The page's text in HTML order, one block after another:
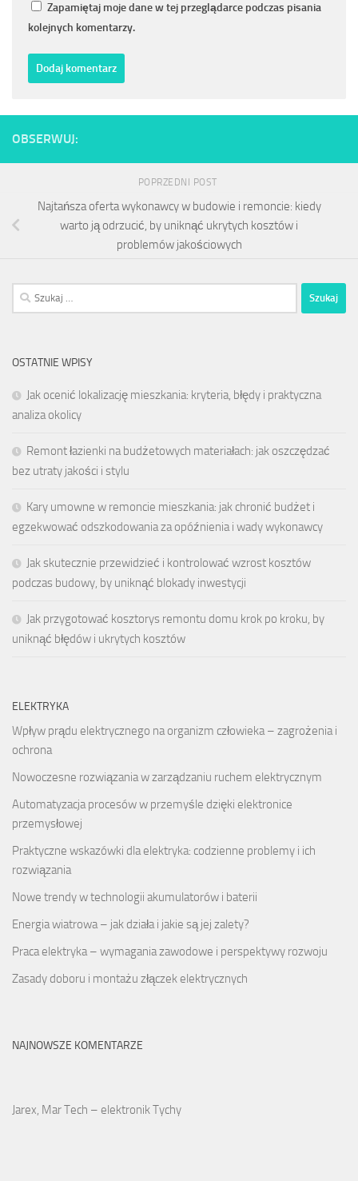
Zapamiętaj moje dane w tej przeglądarce podczas pisania
kolejnych komentarzy.
OBSERWUJ:
POPRZEDNI POST
Najtańsza oferta wykonawcy w budowie i remoncie: kiedy
warto ją odrzucić, by uniknąć ukrytych kosztów i
problemów jakościowych
Szukaj:
OSTATNIE WPISY
Jak ocenić lokalizację mieszkania: kryteria, błędy i praktyczna
analiza okolicy
Remont łazienki na budżetowych materiałach: jak oszczędzać
bez utraty jakości i stylu
Kary umowne w remoncie mieszkania: jak chronić budżet i
egzekwować odszkodowania za opóźnienia i wady wykonawcy
Jak skutecznie przewidzieć i kontrolować wzrost kosztów
podczas budowy, by uniknąć blokady inwestycji
Jak przygotować kosztorys remontu domu krok po kroku, by
uniknąć błędów i ukrytych kosztów
ELEKTRYKA
Wpływ prądu elektrycznego na organizm człowieka – zagrożenia i
ochrona
Nowoczesne rozwiązania w zarządzaniu ruchem elektrycznym
Automatyzacja procesów w przemyśle dzięki elektronice
przemysłowej
Praktyczne wskazówki dla elektryka: codzienne problemy i ich
rozwiązania
Nowe trendy w technologii akumulatorów i baterii
Energia wiatrowa – jak działa i jakie są jej zalety?
Praca elektryka – wymagania zawodowe i perspektywy rozwoju
Zasady doboru i montażu złączek elektrycznych
NAJNOWSZE KOMENTARZE
Jarex, Mar Tech – elektronik Tychy